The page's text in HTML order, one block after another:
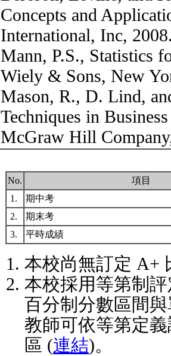
Concepts and
International, Inc,
Mann, P.S., Statistics
Wiely & Sons, New
Mason, R., D. Lind,
Techniques in
McGraw Hill
No.
項目
1.
期中考
2.
期末考
3.
平時成績
本校尚無訂定 A+
本校採用等第制
百分制分數區間
教師可依等第定
區 (連結)。